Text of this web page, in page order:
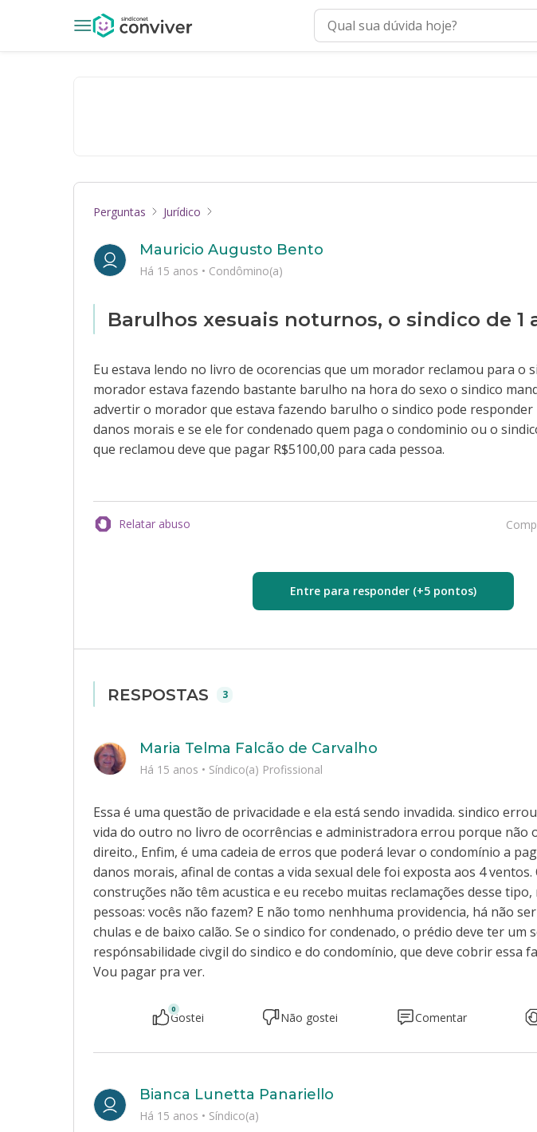
Perguntas Jurídico
Barulhos xesuais noturnos, o sindico de 1
Eu estava lendo no livro de ocorencias que um morador reclamou para o
morador estava fazendo bastante barulho na hora do sexo o sindico
advertir o morador que estava fazendo barulho o sindico pode
danos morais e se ele for condenado quem paga o condominio ou o
que reclamou deve que pagar R$5100,00 para cada pessoa.
Mauricio Augusto Bento
Há 15 anos • Condômino(a)
Relatar abuso
Entre para responder (+5 pontos)
RESPOSTAS 3
Essa é uma questão de privacidade e ela está sendo invadida. sindico
vida do outro no livro de ocorrências e administradora errou porque não
direito., Enfim, é uma cadeia de erros que poderá levar o condomínio a
danos morais, afinal de contas a vida sexual dele foi exposta aos 4 ventos.
construções não têm acustica e eu recebo muitas reclamações desse
pessoas: vocês não fazem? E não tomo nenhhuma providencia, há não
chulas e de baixo calão. Se o sindico for condenado, o prédio deve ter um
respónsabilidade civgil do sindico e do condomínio, que deve cobrir essa
Vou pagar pra ver.
Maria Telma Falcão de Carvalho
Há 15 anos • Síndico(a) Profissional
0
Gostei Não gostei Comentar
Bianca Lunetta Panariello
Há 15 anos • Síndico(a)